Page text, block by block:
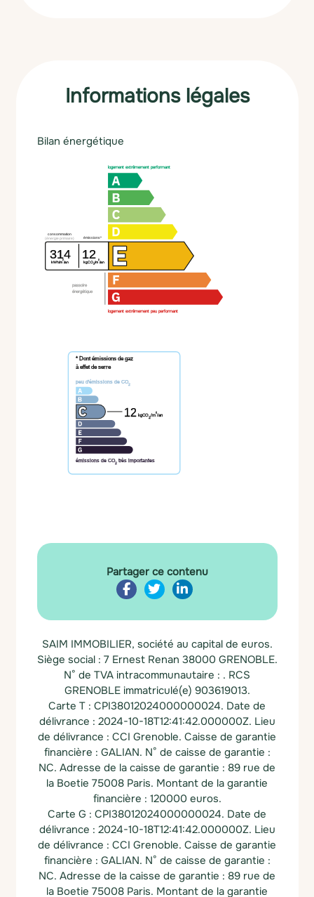
Informations légales
Bilan énergétique
passoire
énergétique
logement extrêmement performant
logement extrêmement peu performant
consommation
(énergie primaire)
314
kWh/m²/an
émissions*
12
kgCO2/m
²
/an
* Dont émissions de gaz
à effet de serre
peu d'émissions de CO2
émissions de CO2très importantes
12kgCO2/m²/an
Partager ce contenu
SAIM IMMOBILIER, société au capital de euros.
Siège social : 7 Ernest Renan 38000 GRENOBLE.
N° de TVA intracommunautaire : . RCS
GRENOBLE immatriculé(e) 903619013.
Carte T : CPI38012024000000024. Date de
délivrance : 2024-10-18T12:41:42.000000Z. Lieu
de délivrance : CCI Grenoble. Caisse de garantie
financière : GALIAN. N° de caisse de garantie :
NC. Adresse de la caisse de garantie : 89 rue de
la Boetie 75008 Paris. Montant de la garantie
financière : 120000 euros.
Carte G : CPI38012024000000024. Date de
délivrance : 2024-10-18T12:41:42.000000Z. Lieu
de délivrance : CCI Grenoble. Caisse de garantie
financière : GALIAN. N° de caisse de garantie :
NC. Adresse de la caisse de garantie : 89 rue de
la Boetie 75008 Paris. Montant de la garantie